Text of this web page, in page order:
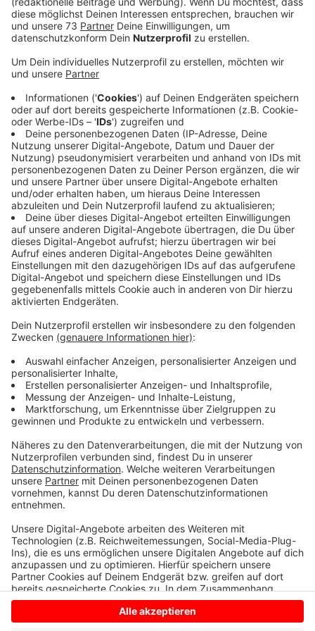
Infoveranstaltung am 27. Februar 2023
Anzeige
Gesucht werden dazu Bewerber, die über gesunden
Menschenverstand und Gerechtigkeitsempfinden
verfügen. Sie sitzen dann in ausgewählten
Verhandlungen als Erwachsenen- oder auch
Jugendschöffen und entscheiden am Schluss
gemeinsam mit den Berufsrichtern über Schuld oder
Unschuld der Angeklagten. Auch Heiden, Ahaus,
Isselburg, Borken und Südlohn suchen noch nach
Schöffen. Wenn ihr Interesse habt, könnt Ihr euch bei
einer Infoveranstaltung am 27.02.2023 über die
Tätigkeit als Schöffin oder Schöffe informieren.
Richter des Amtsgerichtes Bocholt aus den Bereichen
Vertreter der Stadtverwaltung Bocholt geben Infos
Bitte vorher per E-Mail unter j.uebbing@bocholt.de
oder telefonisch unter 02871/953 207 anmelden.
Ausführliche Infos sowie das Bewerbungsformular
zur Schöffenwahl 2023 findet ihr hier.
Anzeige
Anzeige